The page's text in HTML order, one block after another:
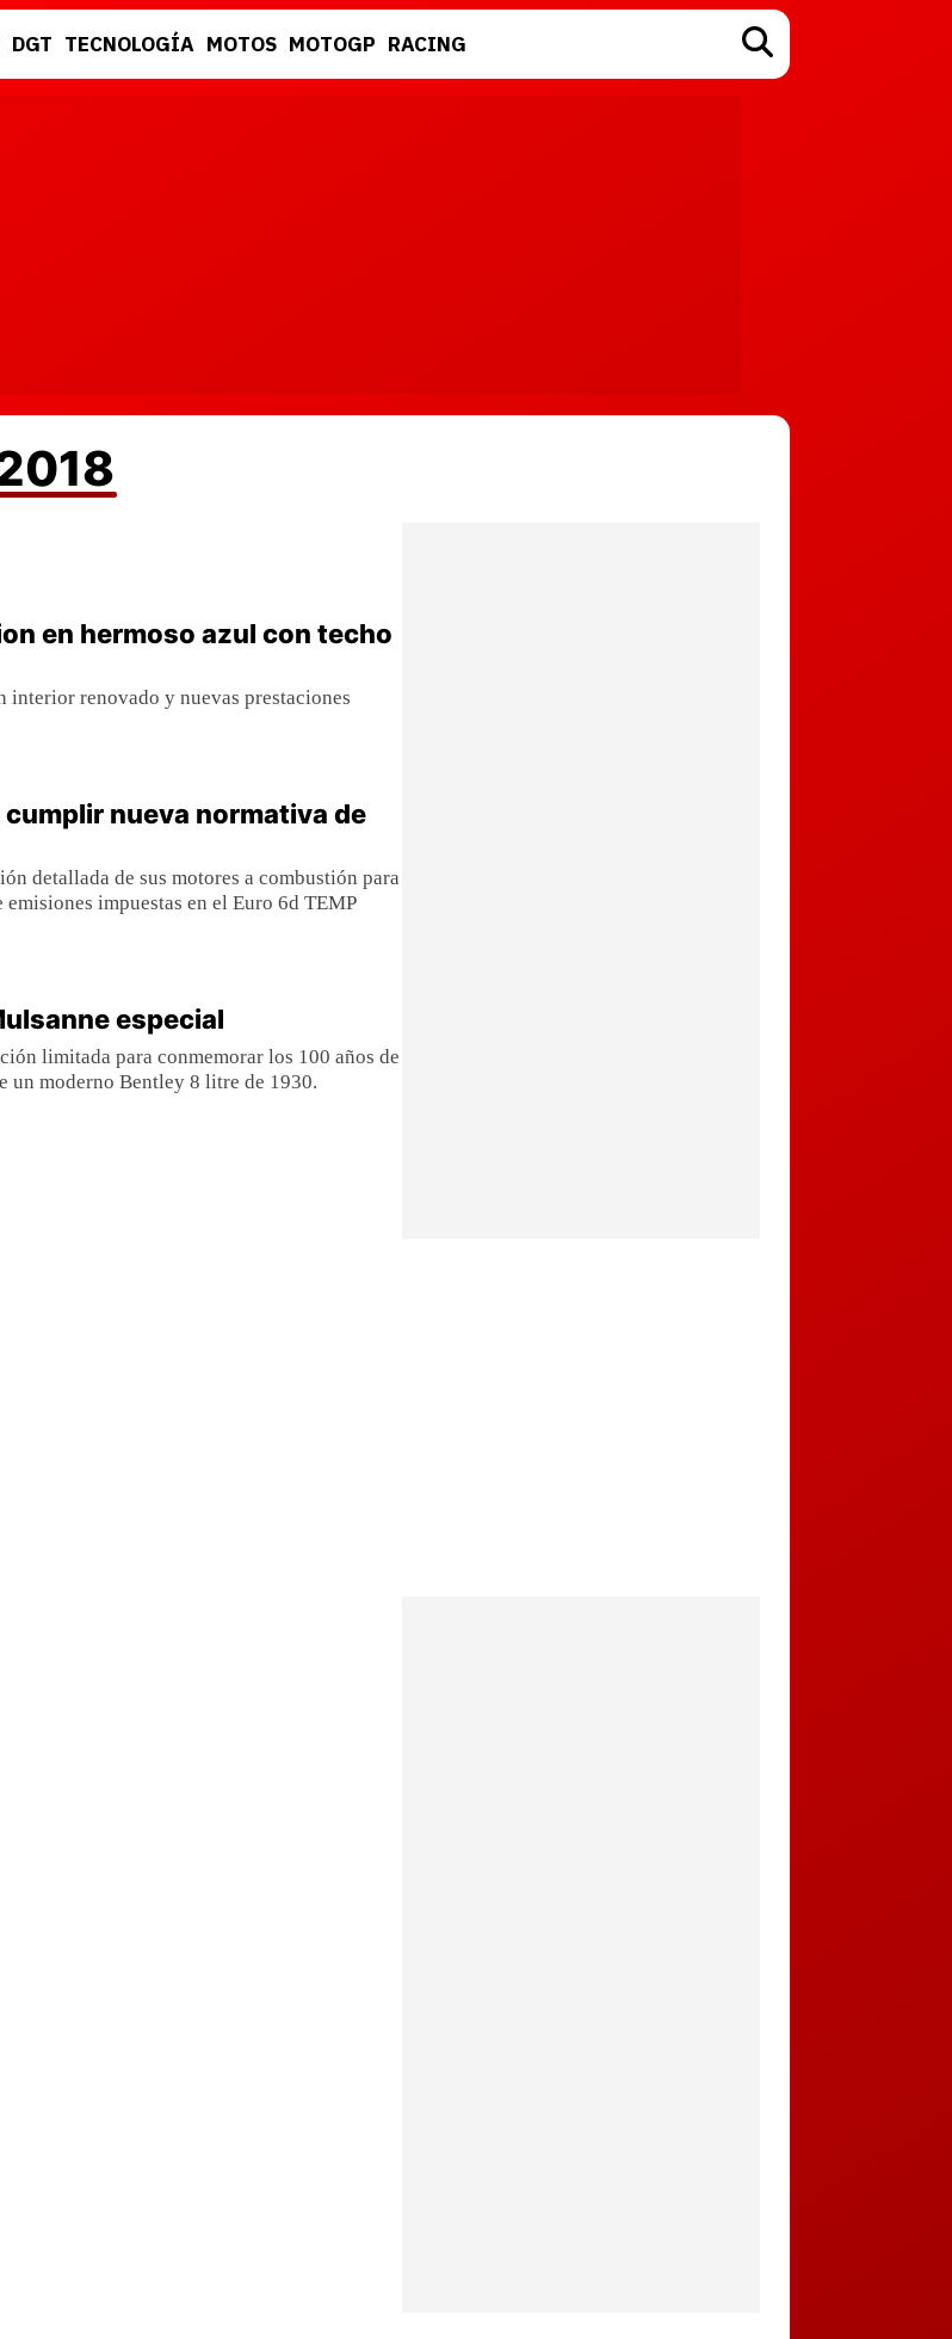
DGT TECNOLOGÍA MOTOS MOTOGP RACING
en hermoso azul con techo
interior renovado y nuevas prestaciones
nueva normativa de
detallada de sus motores a combustión para
impuestas en el Euro 6d TEMP
especial
limitada para conmemorar los 100 años de
un moderno Bentley 8 litre de 1930.